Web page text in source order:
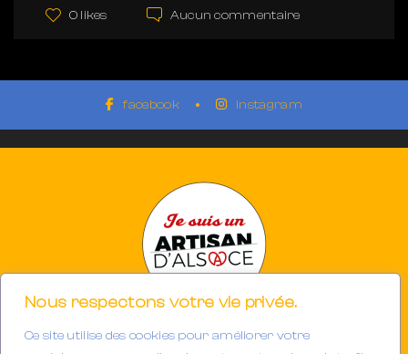
Nous respectons votre vie privée.
Ce site utilise des cookies pour améliorer votre
0 likes Aucun commentaire
facebook instagram